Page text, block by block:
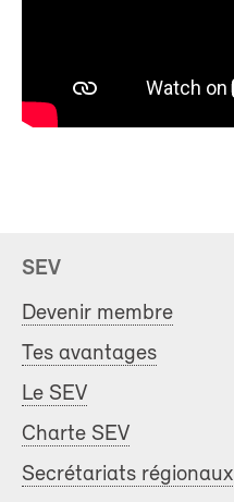
SEV
Devenir membre
Tes avantages
Le SEV
Charte SEV
Secrétariats régionaux